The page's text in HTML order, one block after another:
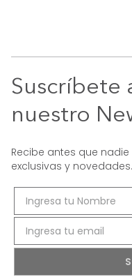
Suscríbete
nuestro
Recibe antes que
exclusivas y novedades.